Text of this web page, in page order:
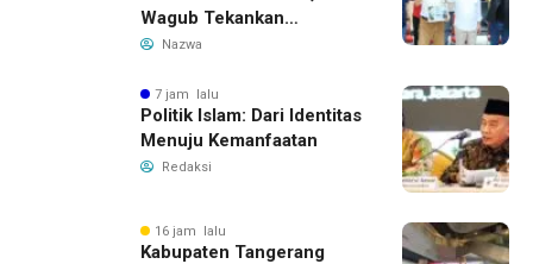
Wagub Tekankan
Pembinaan Dini
Nazwa
7 jam lalu
Politik Islam: Dari Identitas
Menuju Kemanfaatan
Redaksi
16 jam lalu
Kabupaten Tangerang